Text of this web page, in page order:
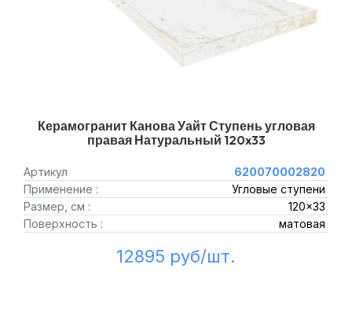
Керамогранит Канова Уайт Ступень угловая
правая Натуральный 120x33
Артикул
620070002820
Применение :
Угловые ступени
Размер, см :
120x33
Поверхность :
матовая
12895 руб/шт.